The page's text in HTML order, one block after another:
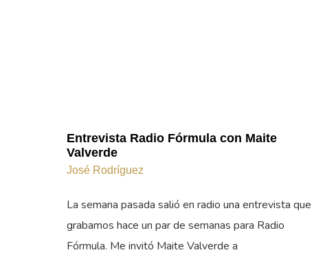
Entrevista Radio Fórmula con Maite
Valverde
José Rodríguez
La semana pasada salió en radio una entrevista que
grabamos hace un par de semanas para Radio
Fórmula. Me invitó Maite Valverde a